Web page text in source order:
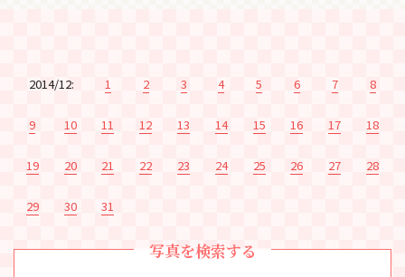
2014/12: 1 2 3 4 5 6 7 8
9 10 11 12 13 14 15 16 17 18
19 20 21 22 23 24 25 26 27 28
29 30 31
写真を検索する